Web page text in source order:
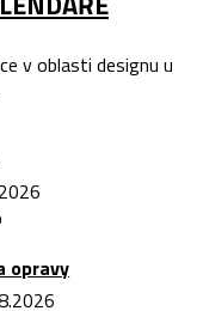
v oblasti designu u
opravy